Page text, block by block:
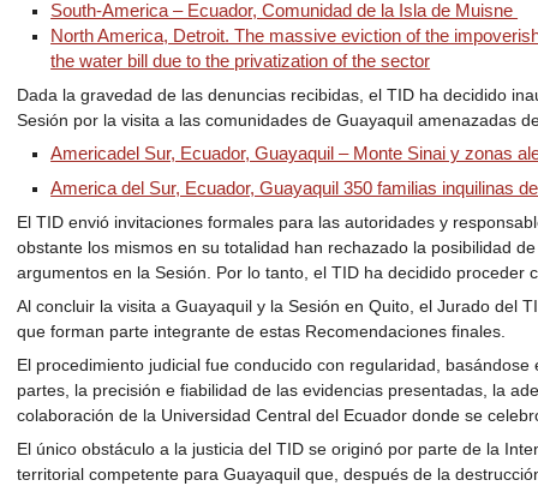
South-America – Ecuador, Comunidad de la Isla de Muisne
North America, Detroit. The massive eviction of the
the water bill due to the privatization of the sector
Dada la gravedad de las denuncias recibidas, el TID ha decidido
Sesión por la visita a las comunidades de Guayaquil amenazadas
Americadel Sur, Ecuador, Guayaquil – Monte Sinai y zonas
America del Sur, Ecuador, Guayaquil 350 familias inquilinas
El TID envió invitaciones formales para las autoridades y
obstante los mismos en su totalidad han rechazado la posibilidad
argumentos en la Sesión. Por lo tanto, el TID ha decidido proceder
Al concluir la visita a Guayaquil y la Sesión en Quito, el Jurado del
que forman parte integrante de estas Recomendaciones finales.
El procedimiento judicial fue conducido con regularidad,
partes, la precisión e fiabilidad de las evidencias presentadas, la
colaboración de la Universidad Central del Ecuador donde se
El único obstáculo a la justicia del TID se originó por parte de la
territorial competente para Guayaquil que, después de la